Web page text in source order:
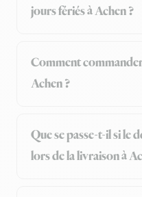
jours fériés à Achen ?
Comment
Achen ?
Que se passe-t-il si le
lors de la livraison à